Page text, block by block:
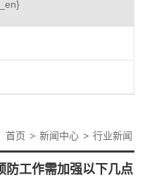
首页 > 新闻中心 > 行业新闻
防工作需加强以下几点